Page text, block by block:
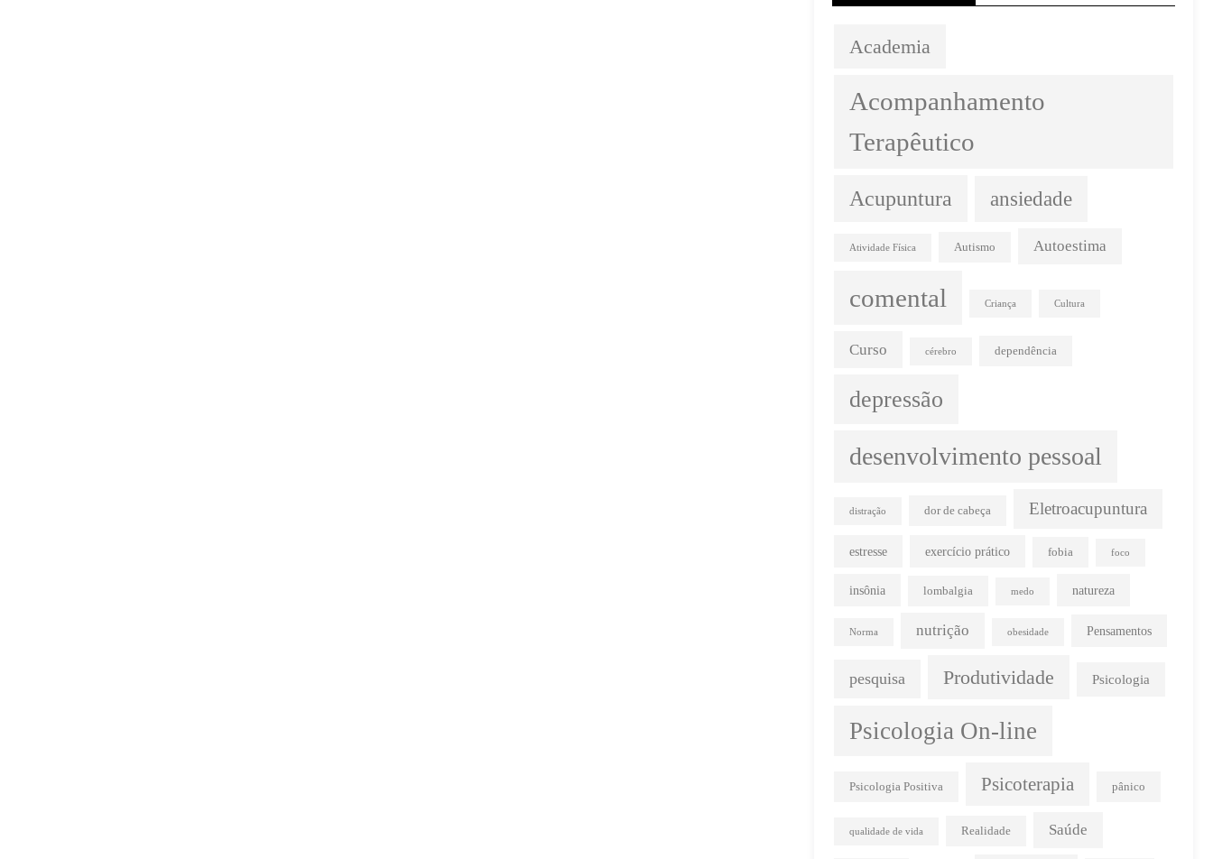
Academia
Acompanhamento
Terapêutico
Acupuntura ansiedade
Atividade Física Autismo Autoestima
comental Criança Cultura
Curso cérebro dependência
depressão
desenvolvimento pessoal
distração dor de cabeça Eletroacupuntura
estresse exercício prático fobia foco
insônia lombalgia medo natureza
Norma nutrição obesidade Pensamentos
pesquisa Produtividade Psicologia
Psicologia On-line
Psicologia Positiva Psicoterapia pânico
qualidade de vida Realidade Saúde